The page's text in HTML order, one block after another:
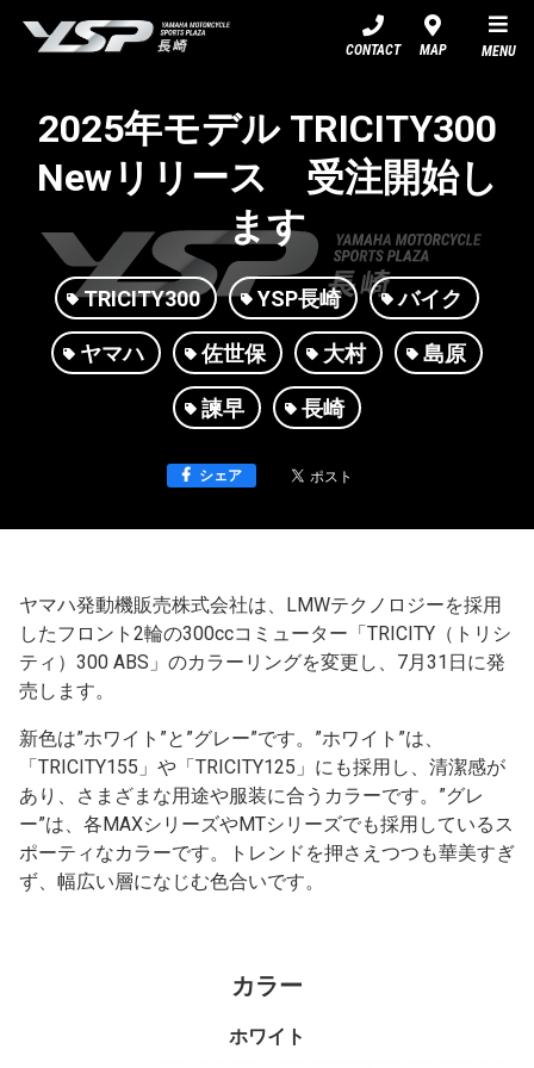
CONTACT MAP MENU
2025年モデル TRICITY300
Newリリース 受注開始し
ます
TRICITY300 YSP長崎 バイク
ヤマハ 佐世保 大村 島原
諫早 長崎
シェア
ヤマハ発動機販売株式会社は、LMWテクノロジーを採用
したフロント2輪の300ccコミューター「TRICITY（トリシ
ティ）300 ABS」のカラーリングを変更し、7月31日に発
売します。
新色は”ホワイト”と”グレー”です。”ホワイト”は、
「TRICITY155」や「TRICITY125」にも採用し、清潔感が
あり、さまざまな用途や服装に合うカラーです。”グレ
ー”は、各MAXシリーズやMTシリーズでも採用しているス
ポーティなカラーです。トレンドを押さえつつも華美すぎ
ず、幅広い層になじむ色合いです。
カラー
ホワイト